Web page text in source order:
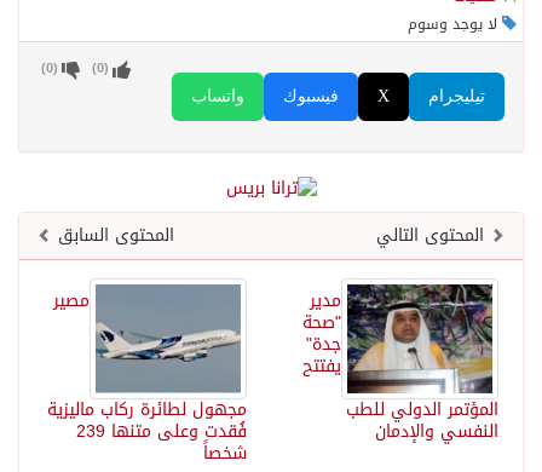
لا يوجد وسوم
واتساب فيسبوك X تيليجرام
(
0
) (
0
)
المحتوى السابق
المحتوى التالي
مصير
مجهول لطائرة ركاب ماليزية
فُقدت وعلى متنها 239
شخصاً
مدير
"صحة
جدة"
يفتتح
المؤتمر الدولي للطب
النفسي والإدمان